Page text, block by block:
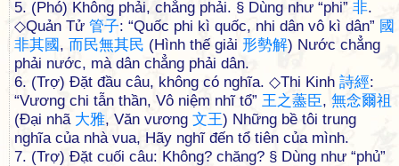
5. (Phó) Không phải, chẳng phải. § Dùng như “phi” 非.
◇Quản Tử 管子: “Quốc phi kì quốc, nhi dân vô kì dân” 國
非其國, 而民無其民 (Hình thế giải 形勢解) Nước chẳng
phải nước, mà dân chẳng phải dân.
6. (Trợ) Đặt đầu câu, không có nghĩa. ◇Thi Kinh 詩經:
“Vương chi tẫn thần, Vô niệm nhĩ tổ” 王之藎臣, 無念爾祖
(Đại nhã 大雅, Văn vương 文王) Những bề tôi trung
nghĩa của nhà vua, Hãy nghĩ đến tổ tiên của mình.
7. (Trợ) Đặt cuối câu: Không? chăng? § Dùng như “phủ”